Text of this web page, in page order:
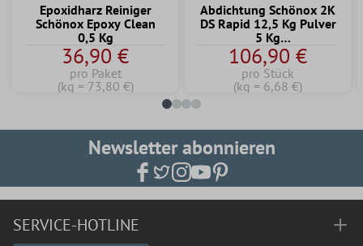
Epoxidharz Reiniger
Schönox Epoxy Clean
0,5 Kg
36,90 €
pro Paket
(kg = 73,80 €)
Abdichtung Schönox 2K
DS Rapid 12,5 Kg Pulver
5 Kg
Dispersionskomponente
106,90 €
pro Stück
(kg = 6,68 €)
Newsletter abonnieren
SERVICE-HOTLINE